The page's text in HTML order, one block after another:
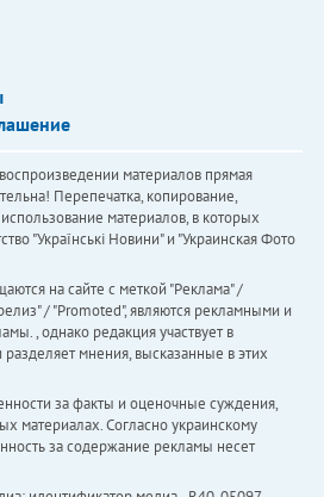
материалов прямая
Перепечатка, копирование,
материалов, в которых
"Українськi Новини" и "Украинская Фото
на сайте с меткой "Реклама" /
/ "Promoted", являются рекламными и
, однако редакция участвует в
разделяет мнения, высказанные в этих
за факты и оценочные суждения,
материалах. Согласно украинскому
за содержание рекламы несет